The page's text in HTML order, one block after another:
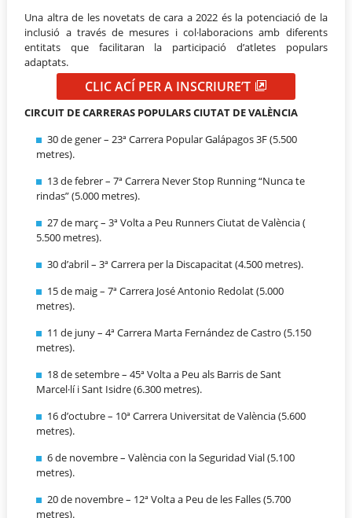
Una altra de les novetats de cara a 2022 és la potenciació de la
inclusió a través de mesures i col·laboracions amb diferents
entitats que facilitaran la participació d’atletes populars
adaptats.
CLIC ACÍ PER A INSCRIURE’T
CIRCUIT DE CARRERAS POPULARS CIUTAT DE VALÈNCIA
30 de gener – 23ª Carrera Popular Galápagos 3F (5.500
metres).
13 de febrer – 7ª Carrera Never Stop Running “Nunca te
rindas” (5.000 metres).
27 de març – 3ª Volta a Peu Runners Ciutat de València (
5.500 metres).
30 d’abril – 3ª Carrera per la Discapacitat (4.500 metres).
15 de maig – 7ª Carrera José Antonio Redolat (5.000
metres).
11 de juny – 4ª Carrera Marta Fernández de Castro (5.150
metres).
18 de setembre – 45ª Volta a Peu als Barris de Sant
Marcel·lí i Sant Isidre (6.300 metres).
16 d’octubre – 10ª Carrera Universitat de València (5.600
metres).
6 de novembre – València con la Seguridad Vial (5.100
metres).
20 de novembre – 12ª Volta a Peu de les Falles (5.700
metres).